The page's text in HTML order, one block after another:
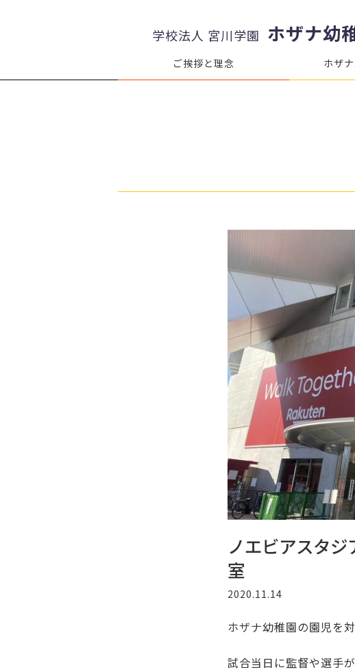
学校法人 宮川学園 ホザナ幼
ご挨拶と理念 ホザ
ノエビアスタ
室
2020.11.14
ホザナ幼稚園の園児を
試合当日に監督や選手